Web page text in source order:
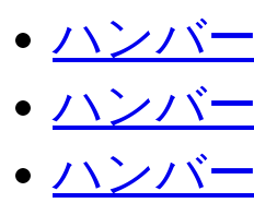
ハンバ
ハンバ
ハンバ